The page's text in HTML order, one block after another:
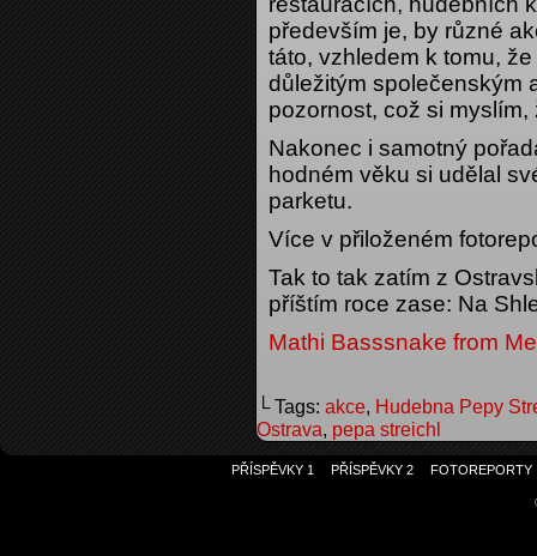
především je, by různé
táto, vzhledem k tomu,
důležitým společenským
pozornost, což si myslím,
Nakonec i samotný
hodném věku si udělal
parketu.
Více v přiloženém
Tak to tak zatím z
příštím roce zase: Na
Mathi Basssnake from
└ Tags: akce, Hudebna Pepy
Ostrava, pepa streichl
PŘÍSPĚVKY 1 PŘÍSPĚVKY 2 FOTOREPORTY